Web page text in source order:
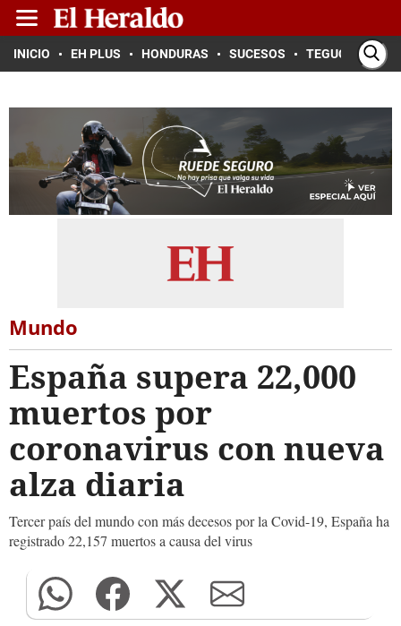
INICIO EH PLUS HONDURAS SUCESOS TEGUCIGALPA
Mundo
España supera 22,000
muertos por
coronavirus con nueva
alza diaria
Tercer país del mundo con más decesos por la Covid-19, España ha
registrado 22,157 muertos a causa del virus